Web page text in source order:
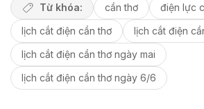
Từ khóa: cần thơ
điện lực
lịch cắt điện cần thơ
lịch cắt điện
lịch cắt điện cần thơ ngày mai
lịch cắt điện cần thơ ngày 6/6